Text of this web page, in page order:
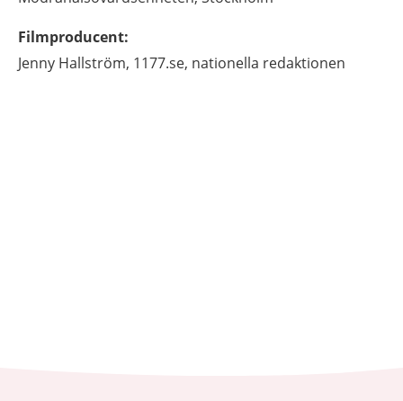
Filmproducent:
Jenny Hallström, 1177.se, nationella redaktionen